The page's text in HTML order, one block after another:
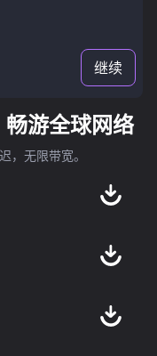
继续
游全球网络
，无限带宽。